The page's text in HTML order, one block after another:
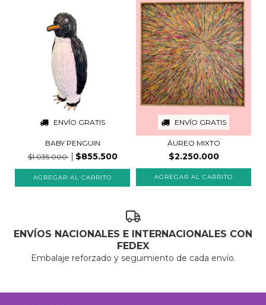
ENVÍO GRATIS
BABY PENGUIN
$1.035.000
$855.500
ENVÍO GRATIS
ÁUREO MIXTO
$2.250.000
ENVÍOS NACIONALES E INTERNACIONALES CON
FEDEX
Embalaje reforzado y seguimiento de cada envío.